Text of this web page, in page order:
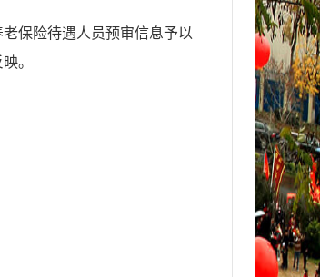
保险待遇人员预审信息予以
。